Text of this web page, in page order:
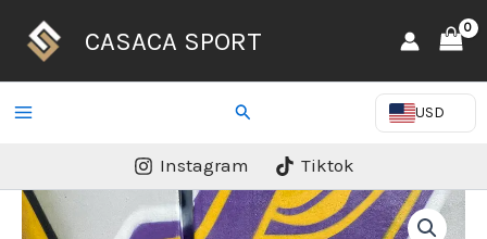
CASACA SPORT
Buscar USD
Instagram Tiktok